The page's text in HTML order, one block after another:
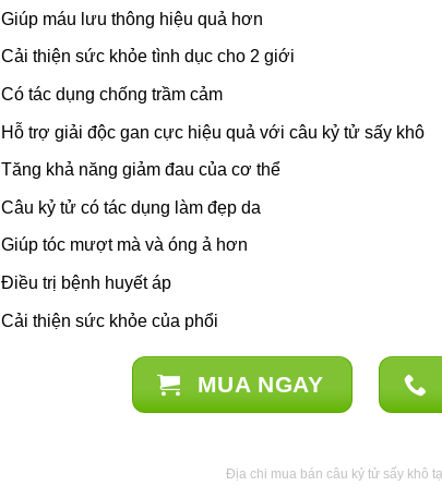
Giúp máu lưu thông hiệu quả hơn
Cải thiện sức khỏe tình dục cho 2 giới
Có tác dụng chống trầm cảm
Hỗ trợ giải độc gan cực hiệu quả với câu kỷ tử sấy khô
Tăng khả năng giảm đau của cơ thể
Câu kỷ tử có tác dụng làm đẹp da
Giúp tóc mượt mà và óng ả hơn
Điều trị bệnh huyết áp
Cải thiện sức khỏe của phổi
MUA NGAY
Địa chi mua bán câu kỷ tử sấy khô